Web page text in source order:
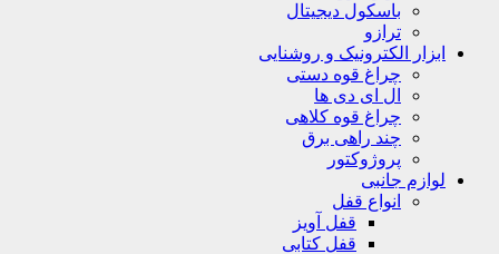
باسکول دیجیتال
ترازو
ابزار الکترونیک و روشنایی
چراغ قوه دستی
ال ای دی ها
چراغ قوه کلاهی
چند راهی برق
پروژوکتور
لوازم جانبی
انواع قفل
قفل آویز
قفل کتابی